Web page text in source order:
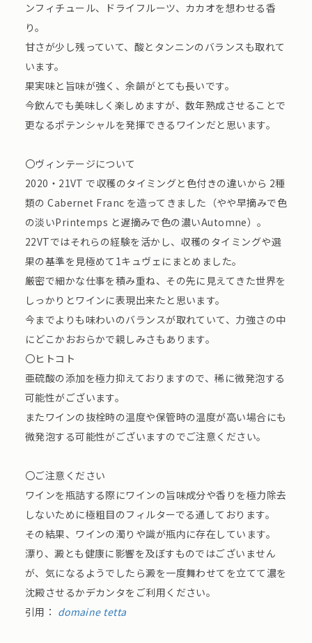
ンフィチュール、ドライフルーツ、カカオを想わせる香
り。
甘さが少し残っていて、酸とタンニンのバランスも取れて
います。
果実味と旨味が強く、余韻がとても長いです。
今飲んでも美味しく楽しめますが、数年熟成させることで
更なるポテンシャルを発揮できるワインだと思います。
〇ヴィンテージについて
2020・21VT で収穫のタイミングと色付きの違いから 2種
類の Cabernet Franc を造ってきました（やや早摘みで色
の淡いPrintemps と遅摘みで色の濃いAutomne）。
22VTではそれらの経験を活かし、収穫のタイミングや選
果の基準を見極めて1キュヴェにまとめました。
厳密で細かな仕事を積み重ね、その先に見えてきた世界を
しっかりとワインに表現出来たと思います。
今までよりも味わいのバランスが取れていて、力強さの中
にどこかおおらかで親しみさもあります。
〇ヒトコト
亜硫酸の添加を極力抑えておりますので、稀に微発泡する
可能性がございます。
またワインの抜栓時の温度や保管時の温度が高い場合にも
微発泡する可能性がございますのでご注意ください。
〇ご注意ください
ワインを瓶詰する際にワインの旨味成分や香りを極力除去
しないために極粗目のフィルターでる通しております。
その結果、ワインの濁りや識が瓶内に存在しています。
漂り、澱とも健康に影響を及ぼすものではございません
が、気になるようでしたら澱を一度舞わせてを立てて濃を
沈殿させるかデカンタをご利用ください。
引用： domaine tetta